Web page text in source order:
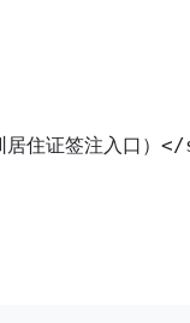
住证签注入口）